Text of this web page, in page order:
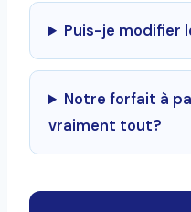
Puis-je modifier
Notre forfait à
vraiment tout?